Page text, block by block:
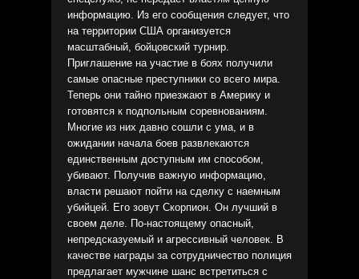
информацию. Из его сообщения следует, что
на территории США организуется
масштабный, бойцовский турнир.
Приглашение на участие в боях получили
самые опасные преступники со всего мира.
Теперь они тайно приезжают в Америку и
готовятся к подпольным соревнованиям.
Многие из них давно сошли с ума, и в
ожидании начала боев развлекаются
единственным доступным им способом,
убивают. Получив важную информацию,
власти решают пойти на сделку с наемным
убийцей. Его зовут Скорпион. Он лучший в
своем деле. По-настоящему опасный,
непредсказуемый и агрессивный человек. В
качестве награды за сотрудничество полиция
предлагает мужчине шанс встретиться с